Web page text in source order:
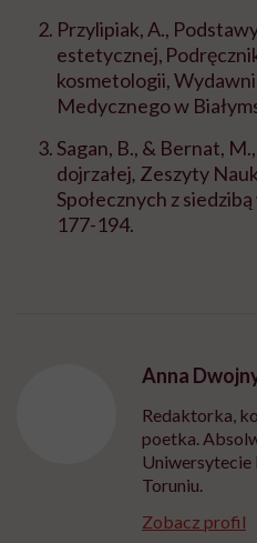
Przylipiak, A.,
estetycznej,
kosmetologii,
Medycznego w
Sagan, B., & Bernat,
dojrzałej, Zeszyty
Społecznych z
177-194.
Anna
Redaktorka,
poetka.
Uniwersytecie
Toruniu.
Zobacz profil